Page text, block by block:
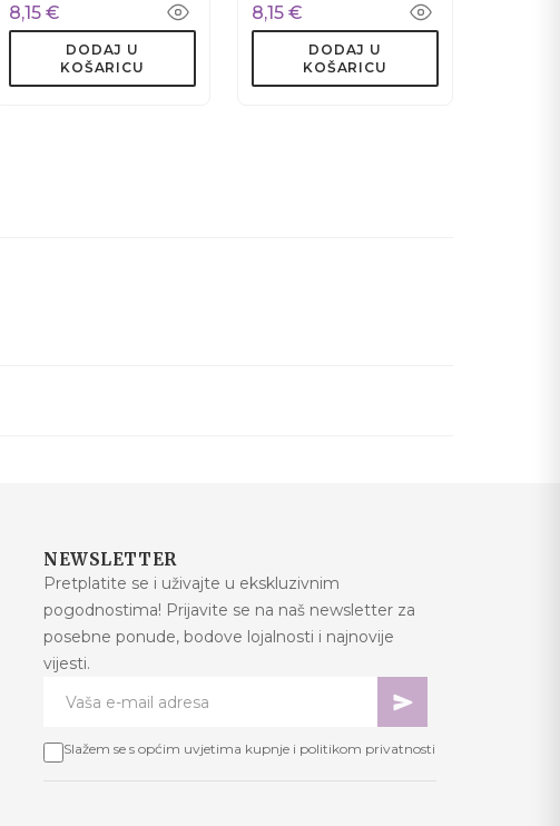
8,15 €
DODAJ U
KOŠARICU
8,15 €
DODAJ U
KOŠARICU
NEWSLETTER
Pretplatite se i uživajte u ekskluzivnim
pogodnostima! Prijavite se na naš newsletter za
posebne ponude, bodove lojalnosti i najnovije
vijesti.
Slažem se s općim uvjetima kupnje i politikom privatnosti